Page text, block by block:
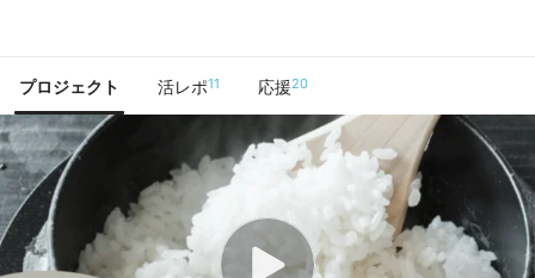
プロジェクト 活レポ11 応援20